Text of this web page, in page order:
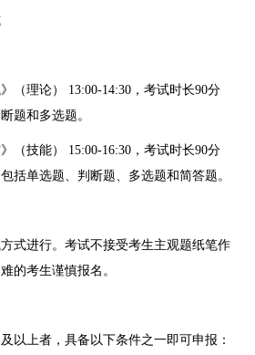
（理论） 13:00-14:30，考试时长90分
题和多选题。
（技能） 15:00-16:30，考试时长90分
括单选题、判断题、多选题和简答题。
式进行。考试不接受考生主观题纸笔作
的考生谨慎报名。
以上者，具备以下条件之一即可申报：